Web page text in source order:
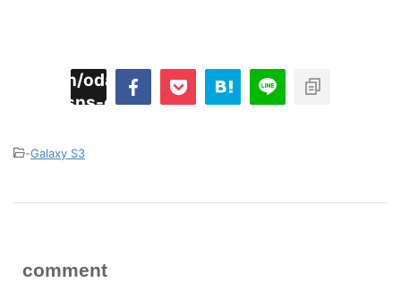
odaiji.com/public_html/blog/wp-
sns-count-cache/sns-count-
-Galaxy S3
comment